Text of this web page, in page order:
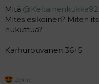
Mitä @Keltainenkukka92
Mites esikoinen? Miten
nukuttua?
Karhurouvanen 36+5
Zelina